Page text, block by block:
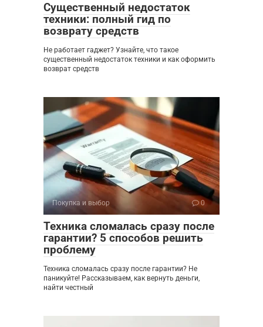
Существенный недостаток
техники: полный гид по
возврату средств
Не работает гаджет? Узнайте, что такое
существенный недостаток техники и как оформить
возврат средств
Покупка и выбор 0
Техника сломалась сразу после
гарантии? 5 способов решить
проблему
Техника сломалась сразу после гарантии? Не
паникуйте! Рассказываем, как вернуть деньги,
найти честный